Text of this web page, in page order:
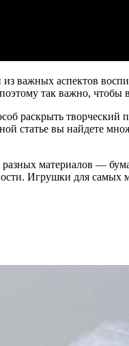
важных аспектов
так важно,
творческий
статье вы найдете
материалов —
Игрушки для